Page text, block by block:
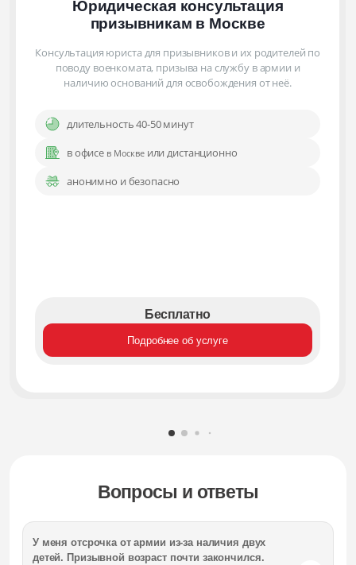
Юридическая консультация
призывникам в Москве
Консультация юриста для призывников и их родителей по
поводу военкомата, призыва на службу в армии и
наличию оснований для освобождения от неё.
длительность 40-50 минут
в офисе в Москвеили дистанционно
анонимно и безопасно
Бесплатно
Подробнее об услуге
Вопросы и ответы
У меня отсрочка от армии из-за наличия двух
детей. Призывной возраст почти закончился.